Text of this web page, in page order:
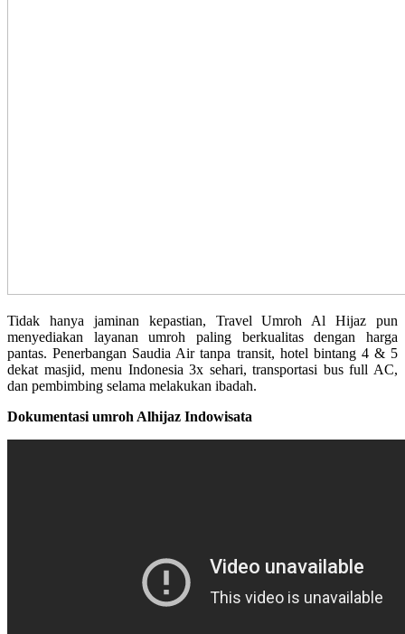
Tidak hanya jaminan kepastian, Travel Umroh Al Hijaz pun
menyediakan layanan umroh paling berkualitas dengan harga
pantas. Penerbangan Saudia Air tanpa transit, hotel bintang 4 & 5
dekat masjid, menu Indonesia 3x sehari, transportasi bus full AC,
dan pembimbing selama melakukan ibadah.
Dokumentasi umroh Alhijaz Indowisata